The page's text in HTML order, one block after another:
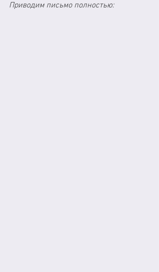
Приводим письмо полностью: